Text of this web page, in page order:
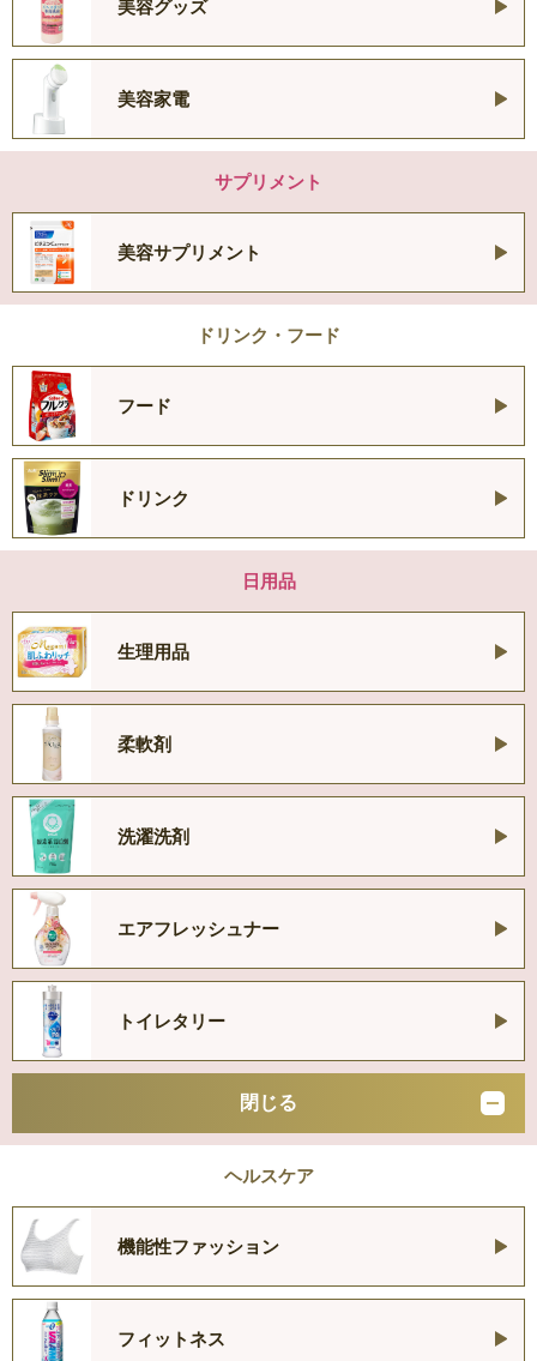
美容グッズ
美容家電
サプリメント
美容サプリメント
ドリンク・フード
フード
ドリンク
日用品
生理用品
柔軟剤
洗濯洗剤
エアフレッシュナー
トイレタリー
閉じる
ヘルスケア
機能性ファッション
フィットネス